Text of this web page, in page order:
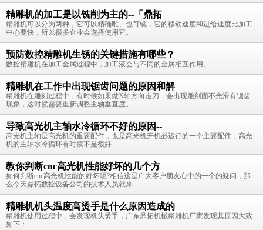
精雕机的加工是以铣削为主的--「鼎拓
精雕机可以分为两种，它可以精确雕、也可铣，它的移动速度和进给速度比加工
中心要快，所以很多企业会选择使用它。
预防数控精雕机生锈的关键措施有哪些？
数控精雕机在加工金属过程中，加工液会与不同的金属相互作用。
精雕机在工作中出现锯齿问题的原因和解
精雕机在雕刻过程中，有时候如果做X轴方向走刀，会出现雕刻面不光滑有锯齿
现象，这时候需要重新调整主轴垂直度。
导致高光机主轴水冷循环不好的原因--
高光机主轴是高光机的重要配件，也是高光机开机必运行的一个主要配件，高光
机的主轴水冷循环有时候不是很好
教你判断cnc高光机性能好坏的几个方
如何判断cnc高光机性能的好坏呢?相信这是广大客户朋友心中的一个的疑问，那
么今天鼎拓数控设备公司的技术人员就来
精雕机机头温度高烫手是什么原因造成的
精雕机使用过程中，会发现机头烫手，广东鼎拓机械精雕机厂家发现其原因大致
如下：